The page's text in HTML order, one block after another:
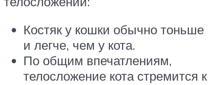
Костяк у кошки обычно тоньше
и легче, чем у кота.
По общим впечатлениям,
телосложение кота стремится к